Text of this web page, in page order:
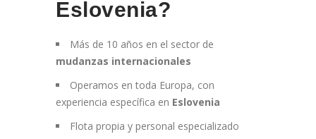
Eslovenia?
Más de 10 años en el sector de
mudanzas internacionales
Operamos en toda Europa, con
experiencia específica en Eslovenia
Flota propia y personal especializado